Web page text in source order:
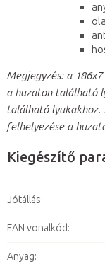
Megjegyzés: a
a huzaton található
található
felhelyezése a
Kiegészítő
Jótállás:
EAN vonalkód:
Anyag: